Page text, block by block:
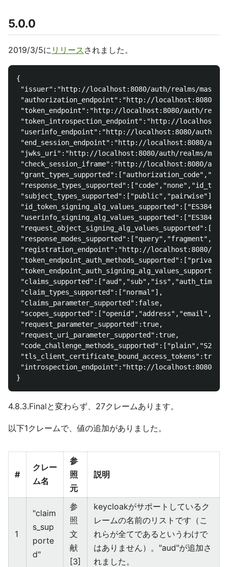
5.0.0
2019/3/5に リリース されました。
{
"issuer":"http://localhost:8080/auth/realms/
"authorization_endpoint":"http://localhost:8080/
"token_endpoint":"http://localhost:8080/auth/
"token_introspection_endpoint":"http://
"userinfo_endpoint":"http://localhost:8080/auth/
"end_session_endpoint":"http://localhost:8080/
"jwks_uri":"http://localhost:8080/auth/realms/
"check_session_iframe":"http://localhost:8080/
"subject_types_supported":["public","pairwise"],
"registration_endpoint":"http://localhost:8080/
"claim_types_supported":["normal"],
"claims_parameter_supported":false,
"request_parameter_supported":true,
"request_uri_parameter_supported":true,
"tls_client_certificate_bound_access_tokens":true,
"introspection_endpoint":"http://localhost:8080/
4.8.3.Finalと変わらず、27クレームあります。
以下1クレームで、値の追加がありました。
#
クレー
ム名
参
照
元
説明
1
"claim
s_sup
porte
d"
参
照
文
献
[3]
keycloakがサポートしているク
レームの名前のリストです（こ
れらが全てであるというわけで
はありません）。"aud"が追加さ
れました。